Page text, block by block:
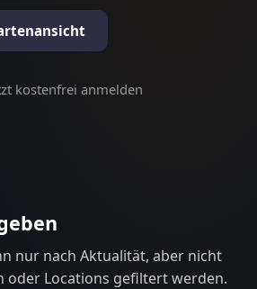
kostenfrei anmelden
nur nach Aktualität, aber nicht
oder Locations gefiltert werden.